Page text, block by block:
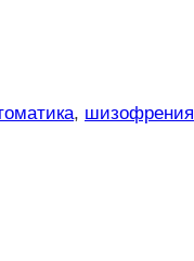
, шизофрения